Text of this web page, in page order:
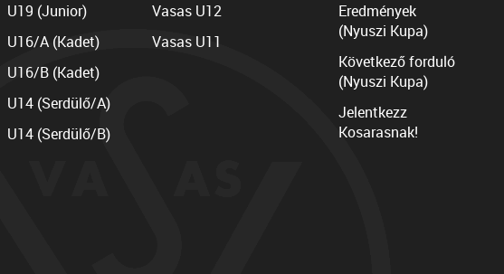
U19 (Junior)
U16/A (Kadet)
U16/B (Kadet)
U14 (Serdülő/A)
U14 (Serdülő/B)
Vasas U12
Vasas U11
Eredmények
(Nyuszi Kupa)
Következő forduló
(Nyuszi Kupa)
Jelentkezz
Kosarasnak!